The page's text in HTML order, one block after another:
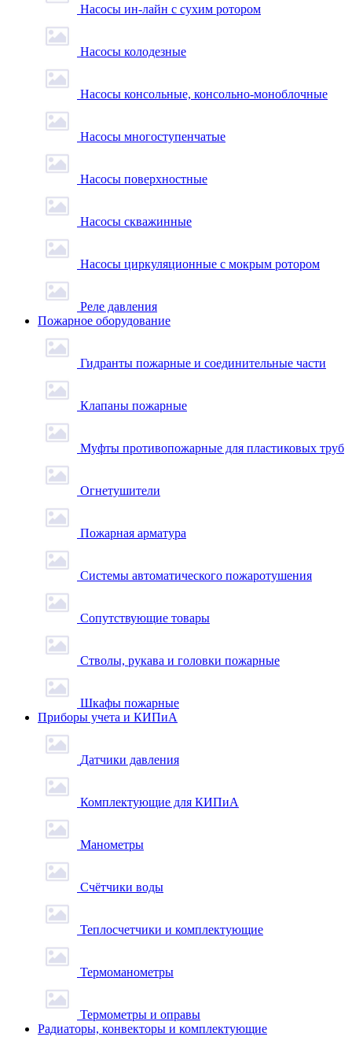
Насосы ин-лайн с сухим ротором
Насосы колодезные
Насосы консольные, консольно-моноблочные
Насосы многоступенчатые
Насосы поверхностные
Насосы скважинные
Насосы циркуляционные с мокрым ротором
Реле давления
Пожарное оборудование
Гидранты пожарные и соединительные части
Клапаны пожарные
Муфты противопожарные для пластиковых труб
Огнетушители
Пожарная арматура
Системы автоматического пожаротушения
Сопутствующие товары
Стволы, рукава и головки пожарные
Шкафы пожарные
Приборы учета и КИПиА
Датчики давления
Комплектующие для КИПиА
Манометры
Счётчики воды
Теплосчетчики и комплектующие
Термоманометры
Термометры и оправы
Радиаторы, конвекторы и комплектующие